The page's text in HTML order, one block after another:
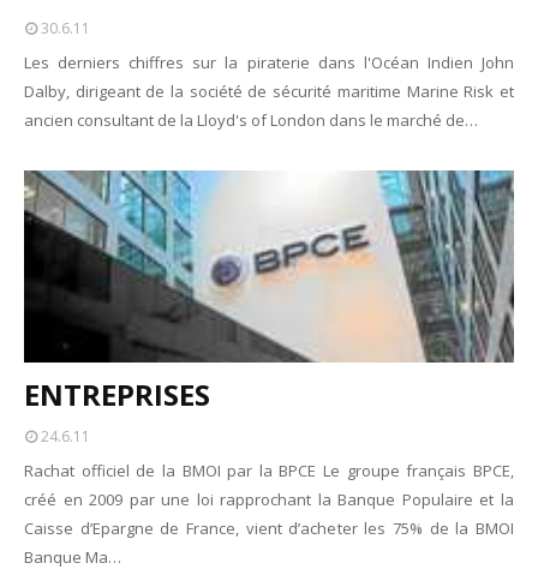
Unknown-
Jul 13 2026
Intelligence artificielle : le "Sud global" joue sa partition
Unknown-Jul 06 2026
Unknown-Jul 01 2026
Economie hôtelière : la connectivité comme levier
Unknown-Jun 27 2026
Pays du Golfe : nouveau paradigme, nouvelles priorités
Unknown-Jun 22 2026
Neutralité carbone : les "Iles Vanille" poussent leurs pions
Unknown
Jun 18 2026
Unknown- Jun 11 2026
Banques centrales : indépendantes jusqu'où ?
Unknown-Jun 02 2026
VTC : Yango Group veut accélérer en Afrique
Unknown
30.6.11
Les derniers chiffres sur la piraterie dans l'Océan Indien John
Dalby, dirigeant de la société de sécurité maritime Marine Risk et
ancien consultant de la Lloyd's of London dans le marché de…
ENTREPRISES
24.6.11
Rachat officiel de la BMOI par la BPCE Le groupe français BPCE,
créé en 2009 par une loi rapprochant la Banque Populaire et la
Caisse d’Epargne de France, vient d’acheter les 75% de la BMOI
Banque Ma…